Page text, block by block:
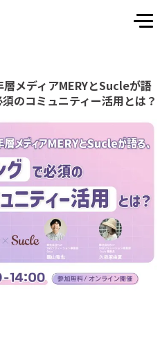
メディアMERYとSucleが語
のコミュニティー活用とは？